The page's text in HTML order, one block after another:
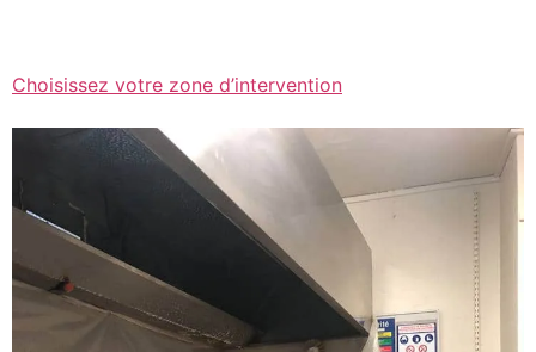
Choisissez votre zone d’intervention